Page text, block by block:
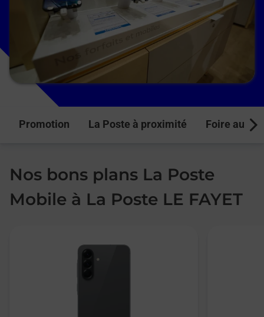
Promotion La Poste à proximité Foire aux
Nos bons plans La Poste
Mobile à La Poste LE FAYET